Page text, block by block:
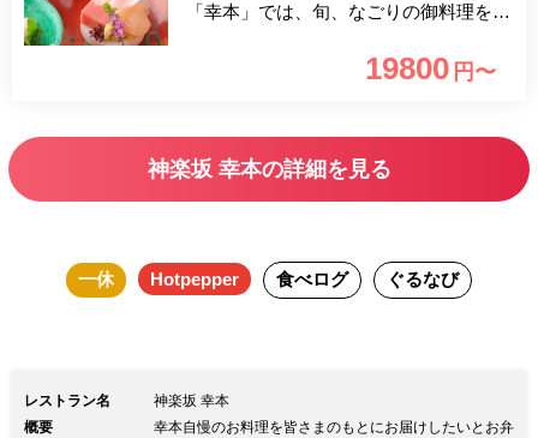
「幸本」では、旬、なごりの御料理を最
ぎのひと時をお過ごし頂けます。 是
たこだわりのお料理を特別な空間でご堪
能ください。
19800 円〜
神楽坂 幸本の詳細を見る
一休 Hotpepper 食べログ ぐるなび
レストラン名
神楽坂 幸本
概要
幸本自慢のお料理を皆さまのもとにお届けしたいとお弁